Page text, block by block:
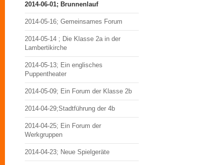
2014-06-01; Brunnenlauf
2014-05-16; Gemeinsames Forum
2014-05-14 ; Die Klasse 2a in der
Lambertikirche
2014-05-13; Ein englisches
Puppentheater
2014-05-09; Ein Forum der Klasse 2b
2014-04-29;Stadtführung der 4b
2014-04-25; Ein Forum der
Werkgruppen
2014-04-23; Neue Spielgeräte